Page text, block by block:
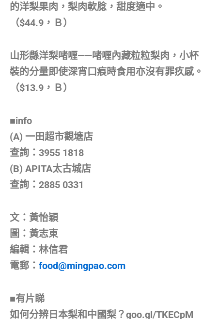
的洋梨果肉，梨肉軟腍，甜度適中。
（$44.9，Ｂ）
山形縣洋梨啫喱——啫喱內藏粒粒梨肉，小杯
裝的分量即使深宵口痕時食用亦沒有罪疚感。
（$13.9，Ｂ）
■info
(A) 一田超市觀塘店
查詢：3955 1818
(B) APITA太古城店
查詢：2885 0331
文：黃怡穎
圖：黃志東
編輯：林信君
電郵： food@mingpao.com
■有片睇
如何分辨日本梨和中國梨？goo.gl/TKECpM